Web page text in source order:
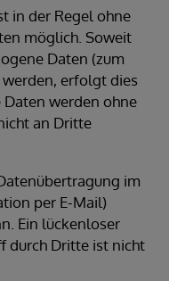
in der Regel ohne
möglich. Soweit
Daten (zum
erfolgt dies
werden ohne
an Dritte
im
per E-Mail)
Ein lückenloser
durch Dritte ist nicht